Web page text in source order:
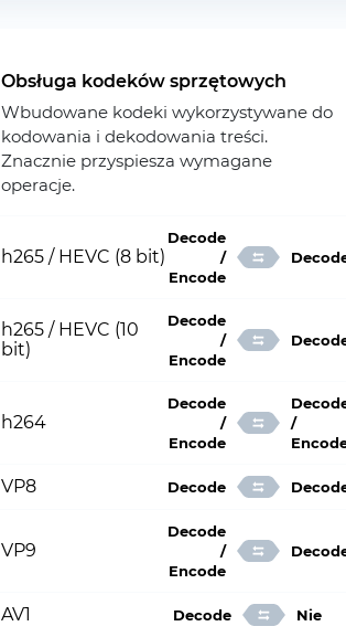
Obsługa kodeków sprzętowych
Wbudowane kodeki wykorzystywane do
kodowania i dekodowania treści.
Znacznie przyspiesza wymagane
operacje.
h265 / HEVC (8 bit)
Decode
/
Encode
h265 / HEVC (10
bit)
Decode
/
Encode
h264
Decode
/
Encode
/
VP8 Decode
VP9
Decode
/
Encode
AV1 Decode Nie